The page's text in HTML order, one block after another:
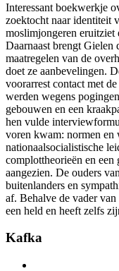
Interessant boekwerkje
zoektocht naar identiteit
moslimjongeren
Daarnaast brengt Gielen
maatregelen van de
doet ze aanbevelingen.
voorarrest contact met
werden wegens
gebouwen en een
hen vulde
voren kwam: normen en
nationaalsocialistische
complottheorieën en
aangezien. De ouders
buitenlanders en
af. Behalve de vader
een held en heeft zelfs
Kafka